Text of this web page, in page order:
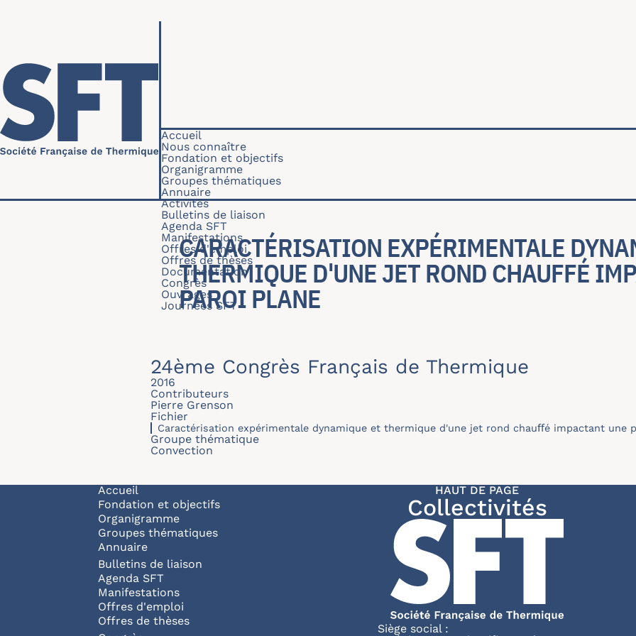
Navigation principale
Accueil
Nous connaître
Fondation et objectifs
Organigramme
Groupes thématiques
Annuaire
Activités
Bulletins de liaison
Agenda SFT
Manifestations
Offres d'emploi
Offres de thèses
Documentation
Congrès
Ouvrages
Journées SFT
CARACTÉRISATION EXPÉRIMENTALE
THERMIQUE D'UNE JET ROND CHAUFFÉ
AROI PLANE
24ème Congrès Français de Thermique
2016
Contributeurs
Pierre Grenson
Fichier
Caractérisation expérimentale dynamique et thermique d'une jet rond chauﬀé impactant une
Groupe thématique
Convection
Navigation principale
Accueil
Fondation et objectifs
Organigramme
Groupes thématiques
Annuaire
Bulletins de liaison
Agenda SFT
Manifestations
Offres d'emploi
Offres de thèses
HAUT DE PAGE
Collectivités
Siège social :